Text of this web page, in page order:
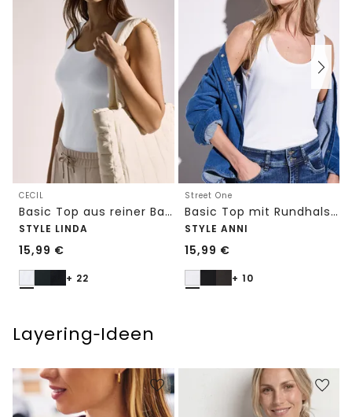
CECIL
Basic Top aus reiner Baumwolle
STYLE LINDA
15,99 €
+ 22
Street One
Basic Top mit Rundhals in Unifarbe
STYLE ANNI
15,99 €
+ 10
Layering‑Ideen